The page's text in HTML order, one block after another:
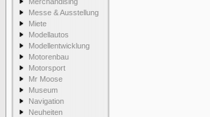
Messe & Ausstellung
Miete
Modellautos
Modellentwicklung
Motorenbau
Motorsport
Mr Moose
Museum
Navigation
Neuheiten